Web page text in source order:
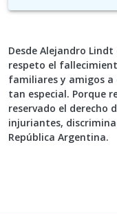
Desde Alejandro
respeto el
familiares y amigos a
tan especial. Porque
reservado el derecho
injuriantes,
República Argentina.